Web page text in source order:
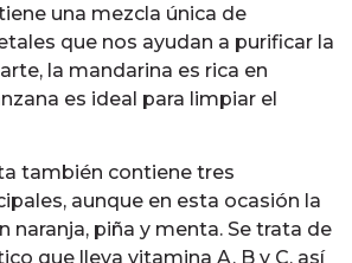
una mezcla única de
que nos ayudan a purificar la
la mandarina es rica en
es ideal para limpiar el
también contiene tres
aunque en esta ocasión la
naranja, piña y menta. Se trata de
que lleva vitamina A, B y C, así